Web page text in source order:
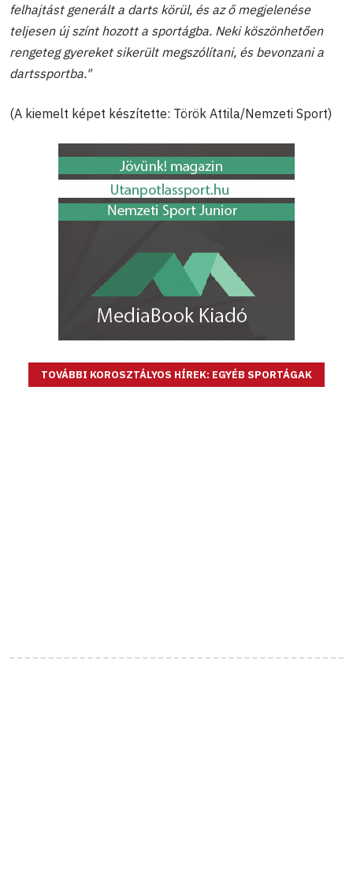
felhajtást generált a darts körül, és az ő megjelenése
teljesen új színt hozott a sportágba. Neki köszönhetően
rengeteg gyereket sikerült megszólítani, és bevonzani a
dartssportba."
(A kiemelt képet készítette: Török Attila/Nemzeti Sport)
TOVÁBBI KOROSZTÁLYOS HÍREK: EGYÉB SPORTÁGAK